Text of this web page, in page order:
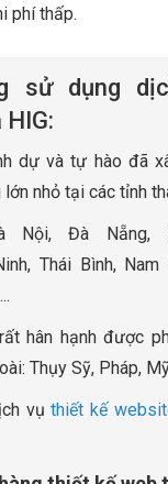
phí thấp.
sử dụng
dự và tự hào đã
lớn nhỏ tại các tỉnh
Nội, Đà Nẵng,
Thái Bình,
hân hạnh được
Thụy Sỹ, Pháp,
vụthiết kế